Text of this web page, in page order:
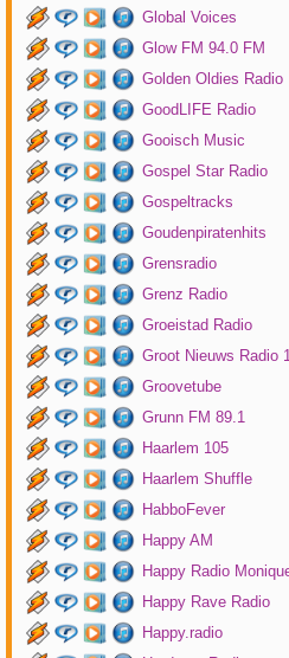
Global Voices
Glow FM 94.0 FM
Golden Oldies Radio
GoodLIFE Radio
Gooisch Music
Gospel Star Radio
Gospeltracks
Goudenpiratenhits
Grensradio
Grenz Radio
Groeistad Radio
Groot Nieuws Radio
Groovetube
Grunn FM 89.1
Haarlem 105
Haarlem Shuffle
HabboFever
Happy AM
Happy Radio
Happy Rave Radio
Happy.radio